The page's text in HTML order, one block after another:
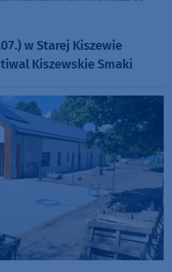
w Starej Kiszewie
Kiszewskie Smaki